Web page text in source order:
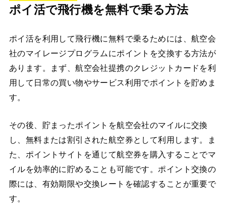
ポイ活で飛行機を無料で乗る方法
ポイ活を利用して飛行機に無料で乗るためには、航空会
社のマイレージプログラムにポイントを交換する方法が
あります。まず、航空会社提携のクレジットカードを利
用して日常の買い物やサービス利用でポイントを貯めま
す。
その後、貯まったポイントを航空会社のマイルに交換
し、無料または割引された航空券として利用します。ま
た、ポイントサイトを通じて航空券を購入することでマ
イルを効率的に貯めることも可能です。ポイント交換の
際には、有効期限や交換レートを確認することが重要で
す。